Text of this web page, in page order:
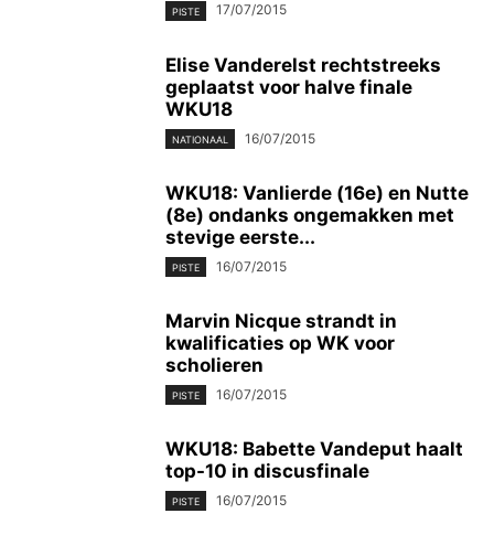
PISTE 17/07/2015
Elise Vanderelst rechtstreeks
geplaatst voor halve finale
WKU18
NATIONAAL 16/07/2015
WKU18: Vanlierde (16e) en Nutte
(8e) ondanks ongemakken met
stevige eerste...
PISTE 16/07/2015
Marvin Nicque strandt in
kwalificaties op WK voor
scholieren
PISTE 16/07/2015
WKU18: Babette Vandeput haalt
top-10 in discusfinale
PISTE 16/07/2015